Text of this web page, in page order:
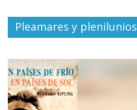
Pleamares y plenilunios